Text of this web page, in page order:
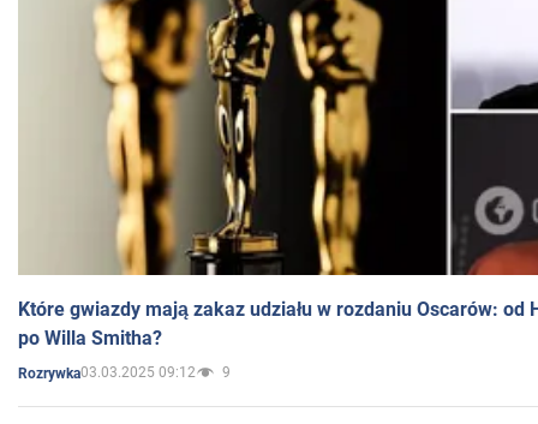
Które gwiazdy mają zakaz udziału w rozdaniu Oscarów: od
po Willa Smitha?
Rozrywka03.03.2025 09:12 9